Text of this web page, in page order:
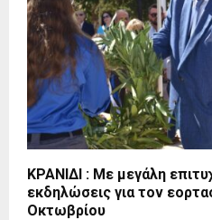
ΚΡΑΝΙΔΙ : Με μεγάλη
εκδηλώσεις για τον
Οκτωβρίου